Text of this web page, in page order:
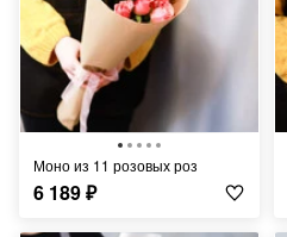
Моно из 11 розовых роз
6 189₽